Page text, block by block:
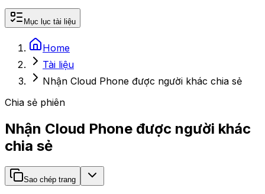
Mục lục tài liệu
Home
Tài liệu
Nhận Cloud Phone được người khác chia sẻ
Chia sẻ phiên
Nhận Cloud Phone được người khác
chia sẻ
Sao chép trang